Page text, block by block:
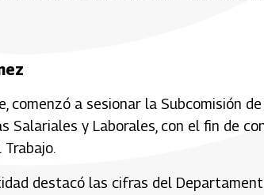
comenzó a sesionar la Subcomisión
Salariales y Laborales, con el fin de
destacó las cifras del